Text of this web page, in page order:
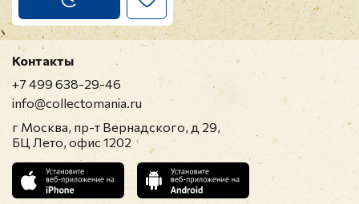
Контакты
+7 499 638-29-46
info@collectomania.ru
г Москва, пр-т Вернадского, д 29,
БЦ Лето, офис 1202